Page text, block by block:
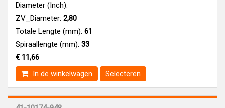
Diameter (Inch):
ZV_Diameter: 2,80
Totale Lengte (mm): 61
Spiraallengte (mm): 33
€ 11,66
In de winkelwagen
Selecteren